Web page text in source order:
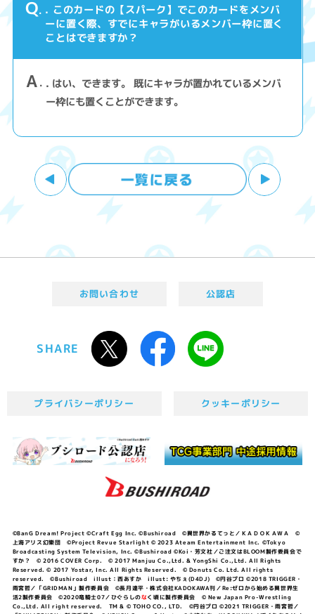
Q . このカードの【スパーク】でこのカードをメンバ
ーに置く際、すでにキャラがいるメンバー枠に置く
ことはできますか？
A . はい、できます。 既にキャラが置かれているメンバ
ー枠にも置くことができます。
お問い合わせ 公認店
SHARE
プライバシーポリシー クッキーポリシー
©BanG Dream! Project ©Craft Egg Inc. ©Bushiroad ©異世界かるてっと／ＫＡＤＯＫＡＷＡ ©
上海アリス幻樂団 ©Project Revue Starlight © 2023 Ateam Entertainment Inc. ©Tokyo
Broadcasting System Television, Inc. ©Bushiroad ©Koi・芳文社／ご注文はBLOOM製作委員会で
すか？ © 2016 COVER Corp. © 2017 Manjuu Co.,Ltd. & YongShi Co.,Ltd. All Rights
Reserved. © 2017 Yostar, Inc. All Rights Reserved. © Donuts Co. Ltd. All rights
reserved. ©Bushiroad illust：西あすか illust: やちぇ(D4DJ) ©円谷プロ ©2018 TRIGGER・
雨宮哲／「GRIDMAN」製作委員会 ©長月達平・株式会社KADOKAWA刊／Re:ゼロから始める異世界生
活2製作委員会 ©2020竜騎士07／ひぐらしのなく頃に製作委員会 © New Japan Pro-Wrestling
Co.,Ltd. All right reserved. TM & © TOHO CO., LTD. ©円谷プロ ©2021 TRIGGER・雨宮哲／